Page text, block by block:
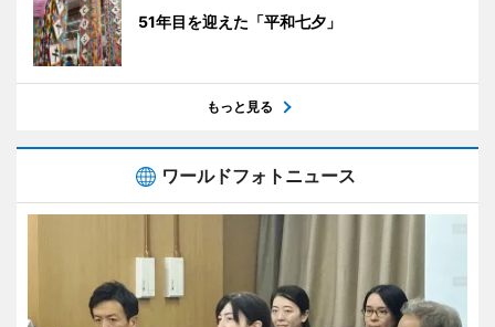
51年目を迎えた「平和七夕」
もっと見る
ワールドフォトニュース